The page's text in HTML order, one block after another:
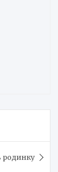
родинку